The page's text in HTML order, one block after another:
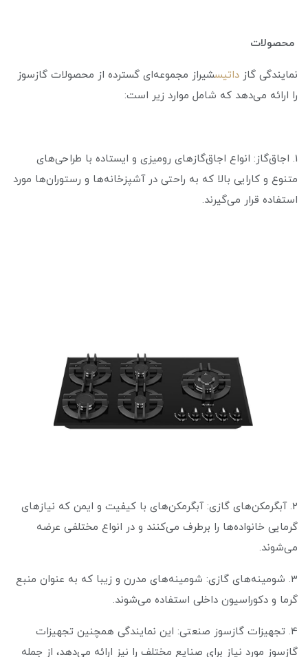
محصولات
نمایندگی گاز داتیسشیراز مجموعه‌ای گسترده از محصولات گازسوز
را ارائه می‌دهد که شامل موارد زیر است:
1. اجاق‌گاز: انواع اجاق‌گازهای رومیزی و ایستاده با طراحی‌های
متنوع و کارایی بالا که به راحتی در آشپزخانه‌ها و رستوران‌ها مورد
استفاده قرار می‌گیرند.
2. آبگرمکن‌های گازی: آبگرمکن‌های با کیفیت و ایمن که نیازهای
گرمایی خانواده‌ها را برطرف می‌کنند و در انواع مختلفی عرضه
می‌شوند.
3. شومینه‌های گازی: شومینه‌های مدرن و زیبا که به عنوان منبع
گرما و دکوراسیون داخلی استفاده می‌شوند.
4. تجهیزات گازسوز صنعتی: این نمایندگی همچنین تجهیزات
گازسوز مورد نیاز برای صنایع مختلف را نیز ارائه می‌دهد، از جمله